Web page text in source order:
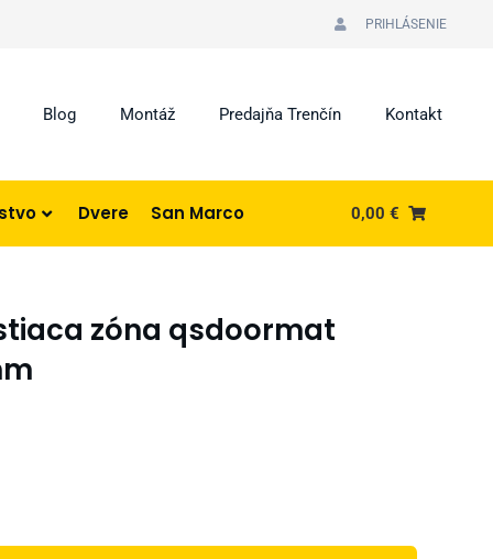
PRIHLÁSENIE
Blog Montáž Predajňa Trenčín Kontakt
Dvere San Marco 0,00€
zóna qsdoormat